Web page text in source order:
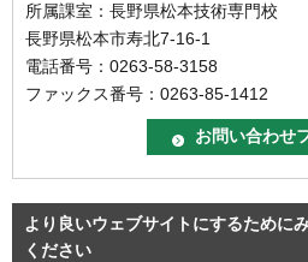
所属課室：長野県松本技術専門校
長野県松本市寿北7-16-1
電話番号：0263-58-3158
ファックス番号：0263-85-1412
より良いウェブサイトにするために
ください